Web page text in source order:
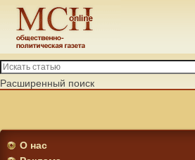
Расширенный поиск
О нас